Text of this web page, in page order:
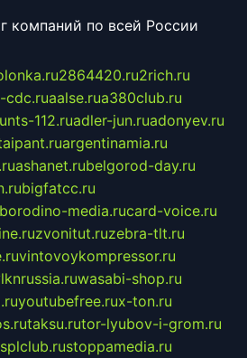
компаний по всей России
2864420.ru2rich.ru
cdc.ruaalse.rua380club.ru
112.ruadler-jun.ruadonyev.ru
argentinamia.ru
ashanet.rubelgorod-day.ru
bigfatcc.ru
borodino-media.rucard-voice.ru
zvonitut.ruzebra-tlt.ru
vintovoykompressor.ru
wasabi-shop.ru
youtubefree.rux-ton.ru
taksu.rutor-lyubov-i-grom.ru
splclub.rustoppamedia.ru